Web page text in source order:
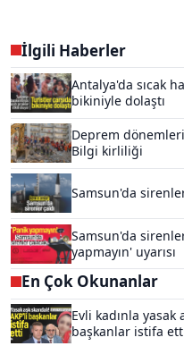
İlgili Haberler
Antalya'da sıcak
bikiniyle dolaştı
Deprem
Bilgi kirliliği
Samsun'da
Samsun'da
yapmayın' uyarısı
En Çok Okunanlar
Evli kadınla yasak
başkanlar istifa